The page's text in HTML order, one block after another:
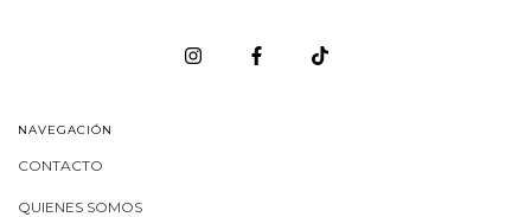
NAVEGACIÓN
CONTACTO
QUIENES SOMOS